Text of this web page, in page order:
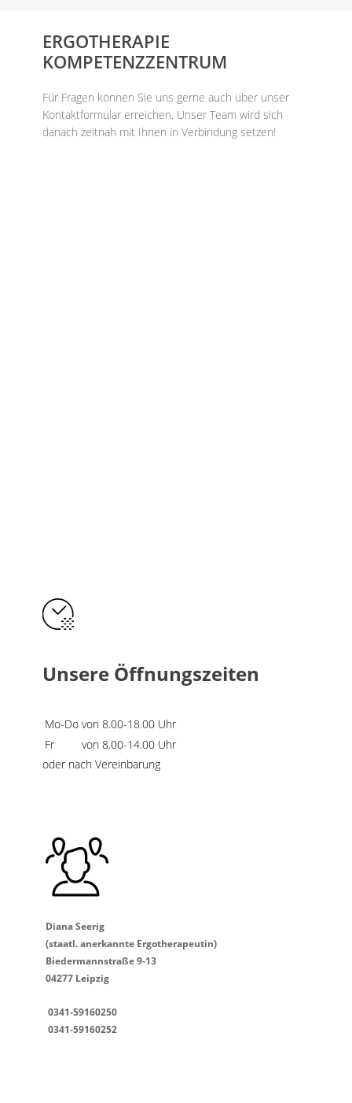
ERGOTHERAPIE
KOMPETENZZENTRUM
Für Fragen können Sie uns gerne auch über unser
Kontaktformular erreichen. Unser Team wird sich
danach zeitnah mit Ihnen in Verbindung setzen!
Unsere Öffnungszeiten
Mo-Do von 8.00-18.00 Uhr
Fr
von 8.00-14.00 Uhr
oder nach Vereinbarung
Diana Seerig
(staatl. anerkannte Ergotherapeutin)
Biedermannstraße 9-13
04277 Leipzig
0341-59160250
0341-59160252